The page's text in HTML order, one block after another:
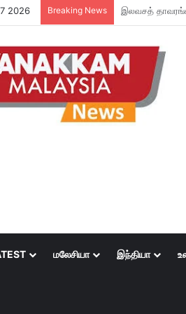
2026 Breaking News பெர்சாத்து
மலேசியா இந்தியா